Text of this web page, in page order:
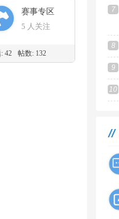
赛事专区
5 人关注
42 帖数: 132
7
8
9
10